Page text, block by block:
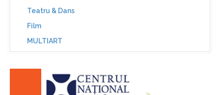
Teatru & Dans
Film
MULTIART